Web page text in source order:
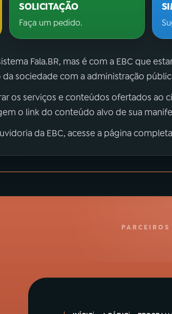
SOLICITAÇÃO
Faça um pedido.
Fala.BR, mas é com a EBC que
sociedade com a administração
os serviços e conteúdos ofertados ao
o link do conteúdo alvo de sua
da EBC, acesse a página completa